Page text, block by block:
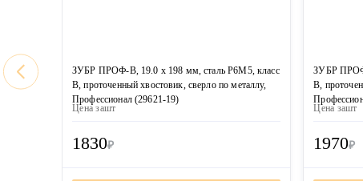
ЗУБР ПРОФ-В, 19.0 х 198 мм, сталь Р6М5, класс
В, проточенный хвостовик, сверло по металлу,
Профессионал (29621-19)
Цена зашт
1830₽
ЗУБР
В,
Цена зашт
1970₽